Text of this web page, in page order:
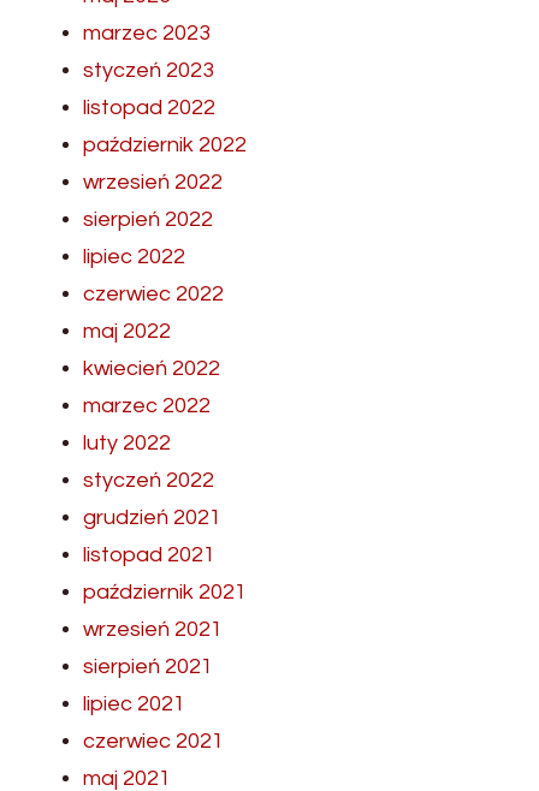
marzec 2023
styczeń 2023
listopad 2022
październik 2022
wrzesień 2022
sierpień 2022
lipiec 2022
czerwiec 2022
maj 2022
kwiecień 2022
marzec 2022
luty 2022
styczeń 2022
grudzień 2021
listopad 2021
październik 2021
wrzesień 2021
sierpień 2021
lipiec 2021
czerwiec 2021
maj 2021